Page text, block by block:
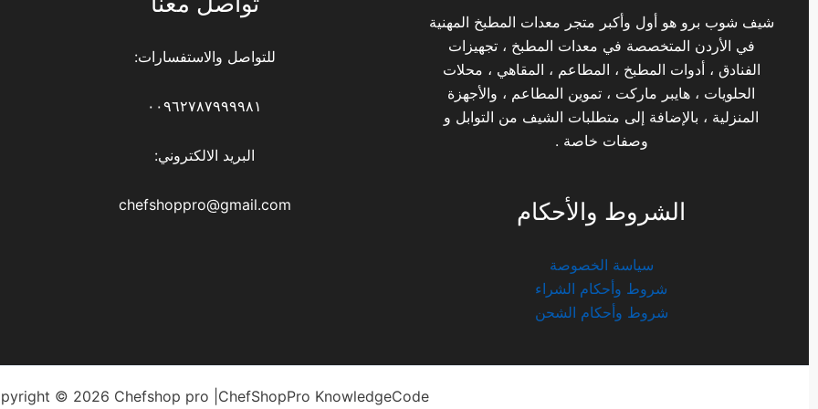
شيف شوب برو هو أول وأكبر متجر معدات المطبخ المهنية
في الأردن المتخصصة في معدات المطبخ ، تجهيزات
الفنادق ، أدوات المطبخ ، المطاعم ، المقاهي ، محلات
الحلويات ، هايبر ماركت ، تموين المطاعم ، والأجهزة
المنزلية ، بالإضافة إلى متطلبات الشيف من التوابل و
وصفات خاصة .
الشروط والأحكام
سياسة الخصوصة
شروط وأحكام الشراء
شروط وأحكام الشحن
للتواصل والاستفسارات:
٠٠٩٦٢٧٨٧٩٩٩٩٨١
البريد الالكتروني:
chefshoppro@gmail.com
© 2026 Chefshop pro |ChefShopPro KnowledgeCode